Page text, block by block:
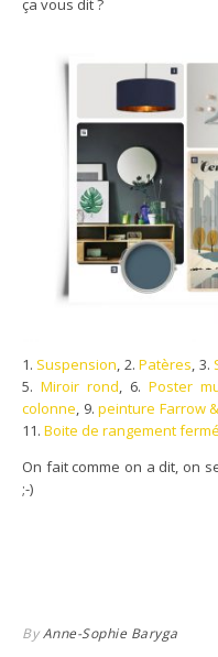
ça vous dit ?
1. Suspension, 2.Patères, 3.
5. Miroir rond, 6. Poster
colonne, 9.peinture Farrow
11. Boite de rangement
On fait comme on a dit, on
;-)
ByAnne-Sophie Baryga